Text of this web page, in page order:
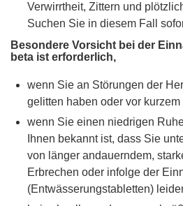
Verwirrtheit, Zittern und
Suchen Sie in diesem Fall
Besondere Vorsicht bei der
beta ist erforderlich,
wenn Sie an Störungen der
gelitten haben oder vor
wenn Sie einen niedrigen
Ihnen bekannt ist, dass Sie
von länger andauerndem,
Erbrechen oder infolge der
(Entwässerungstabletten)